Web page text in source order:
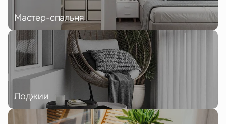
Мастер-спальня
Лоджии